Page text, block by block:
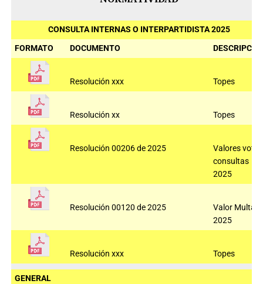
CONSULTA INTERNAS O INTERPARTIDISTA 2025
FORMATO
DOCUMENTO
Resolución xxx Topes
Resolución xx Topes
Resolución 00206 de 2025
Valores votos
consultas
2025
Resolución 00120 de 2025
Valor Multas
2025
Resolución xxx Topes
GENERAL